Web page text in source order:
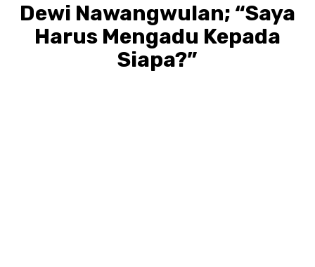
Dewi Nawangwulan; “Saya
Harus Mengadu Kepada
Siapa?”